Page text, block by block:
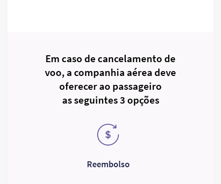
Em caso de cancelamento de
voo, a companhia aérea deve
oferecer ao passageiro
as seguintes 3 opções
Reembolso